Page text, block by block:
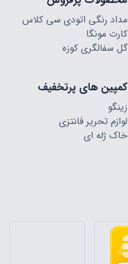
مداد رنگی اتودی سی کلاس
کارت مونگا
گل سفالگری کوزه
کمپین های پرتخفیف
زینگو
لوازم تحریر فانتزی
خاک ژله ای